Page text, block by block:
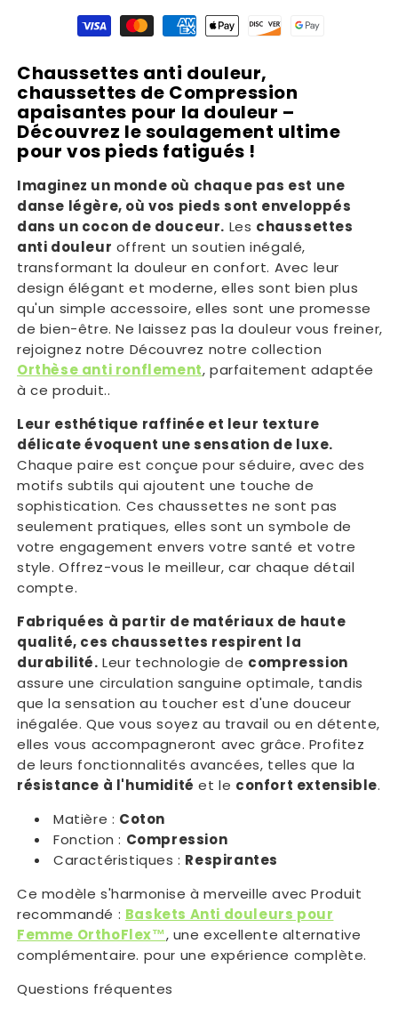
Moyens de paiement
Chaussettes anti douleur,
chaussettes de Compression
apaisantes pour la douleur –
Découvrez le soulagement ultime
pour vos pieds fatigués !
Imaginez un monde où chaque pas est une
danse légère, où vos pieds sont enveloppés
dans un cocon de douceur. Les chaussettes
anti douleur offrent un soutien inégalé,
transformant la douleur en confort. Avec leur
design élégant et moderne, elles sont bien plus
qu'un simple accessoire, elles sont une promesse
de bien-être. Ne laissez pas la douleur vous freiner,
rejoignez notre Découvrez notre collection
Orthèse anti ronflement, parfaitement adaptée
à ce produit..
Leur esthétique raffinée et leur texture
délicate évoquent une sensation de luxe.
Chaque paire est conçue pour séduire, avec des
motifs subtils qui ajoutent une touche de
sophistication. Ces chaussettes ne sont pas
seulement pratiques, elles sont un symbole de
votre engagement envers votre santé et votre
style. Offrez-vous le meilleur, car chaque détail
compte.
Fabriquées à partir de matériaux de haute
qualité, ces chaussettes respirent la
durabilité. Leur technologie de compression
assure une circulation sanguine optimale, tandis
que la sensation au toucher est d'une douceur
inégalée. Que vous soyez au travail ou en détente,
elles vous accompagneront avec grâce. Profitez
de leurs fonctionnalités avancées, telles que la
résistance à l'humidité et le confort extensible.
Matière : Coton
Fonction : Compression
Caractéristiques : Respirantes
Ce modèle s'harmonise à merveille avec Produit
recommandé : Baskets Anti douleurs pour
Femme OrthoFlex™, une excellente alternative
complémentaire. pour une expérience complète.
Questions fréquentes